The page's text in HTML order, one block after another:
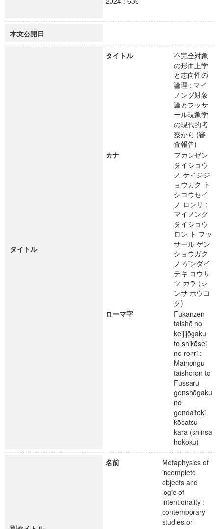
本文公開日
タイトル
タイトル
不完全対象
の形而上学
と志向性の
論理 : マイ
ノング対象
論とフッサ
ール現象学
の現代的考
察から (審
査報告)
カナ
フカンゼン
タイショウ
ノ ケイジジ
ョウガク ト
シコウセイ
ノ ロンリ :
マイノング
タイショウ
ロン ト フッ
サール ゲン
ショウガク
ノ ゲンダイ
テキ コウサ
ツ カラ (シ
ンサ ホウコ
ク)
ローマ字
Fukanzen
taishō no
keijijōgaku
to shikōsei
no ronri :
Mainongu
taishōron to
Fussāru
genshōgaku
no
gendaiteki
kōsatsu
kara (shinsa
hōkoku)
名前
Metaphysics of
incomplete
objects and
logic of
intentionality :
contemporary
studies on